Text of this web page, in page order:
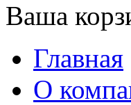
Ваша
Главная
О